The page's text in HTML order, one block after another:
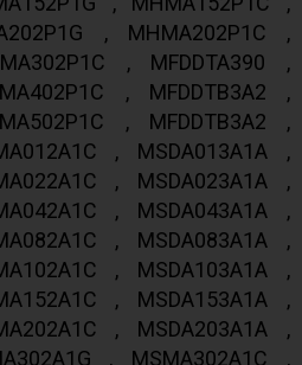
, MHMA202P1C ,
, MFDDTA390 ,
, MFDDTB3A2 ,
, MFDDTB3A2 ,
, MSDA013A1A ,
, MSDA023A1A ,
, MSDA043A1A ,
, MSDA083A1A ,
, MSDA103A1A ,
, MSDA153A1A ,
, MSDA203A1A ,
, MSMA302A1C ,